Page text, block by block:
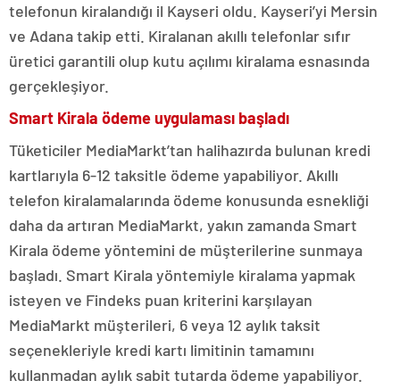
telefonun kiralandığı il Kayseri oldu. Kayseri’yi Mersin
ve Adana takip etti. Kiralanan akıllı telefonlar sıfır
üretici garantili olup kutu açılımı kiralama esnasında
gerçekleşiyor.
Smart Kirala ödeme uygulaması başladı
Tüketiciler MediaMarkt’tan halihazırda bulunan kredi
kartlarıyla 6-12 taksitle ödeme yapabiliyor. Akıllı
telefon kiralamalarında ödeme konusunda esnekliği
daha da artıran MediaMarkt, yakın zamanda Smart
Kirala ödeme yöntemini de müşterilerine sunmaya
başladı. Smart Kirala yöntemiyle kiralama yapmak
isteyen ve Findeks puan kriterini karşılayan
MediaMarkt müşterileri, 6 veya 12 aylık taksit
seçenekleriyle kredi kartı limitinin tamamını
kullanmadan aylık sabit tutarda ödeme yapabiliyor.